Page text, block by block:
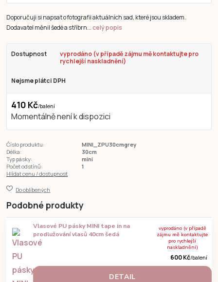
Doporučuji si napsat o fotografii aktuálních sad, které jsou skladem.
Dodavatel měnil šedé a stříbrn...celý popis
Dostupnost
vyprodáno (v případě zájmu mě kontaktujte pro
rychlejší naskladnění)
Nejsme plátci DPH
410 Kč/balení
Momentálně není k dispozici
Číslo produktu:
MINI_ZPU30cmgrey
Délka:
30cm
Typ pásky:
mini
Počet odstínů:
1
Hlídat cenu / dostupnost
Do oblíbených
Podobné produkty
Vlasové PU pásky MINI tape in na
prodlužování vlasů 40cm šedá
600 Kč/balení
vyprodáno (v případě
zájmu mě kontaktujte
pro rychlejší
naskladnění)
DETAIL